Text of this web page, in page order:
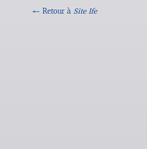
← Retour à Site Ife